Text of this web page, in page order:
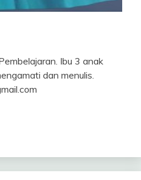
Ibu 3 anak
dan menulis.